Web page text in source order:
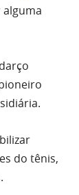
do tênis,